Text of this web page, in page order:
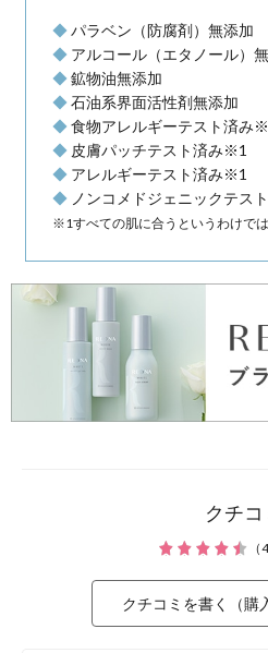
レドナ ホ
レドナ ホワイ
きた敏感肌研
クチコ
（
クチコミを書く（購